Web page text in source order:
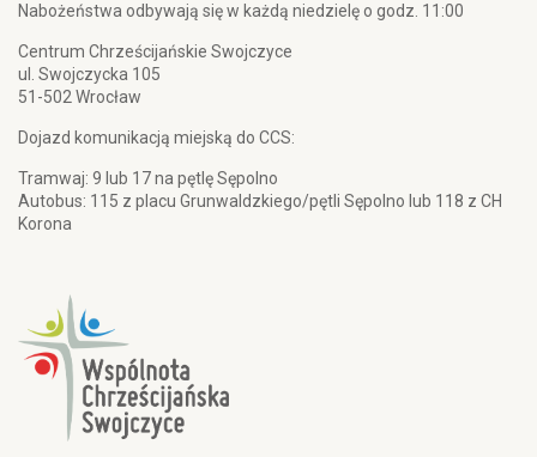
Nabożeństwa odbywają się w każdą niedzielę o godz. 11:00
Centrum Chrześcijańskie Swojczyce
ul. Swojczycka 105
51-502 Wrocław
Dojazd komunikacją miejską do CCS:
Tramwaj: 9 lub 17 na pętlę Sępolno
Autobus: 115 z placu Grunwaldzkiego/pętli Sępolno lub 118 z CH
Korona